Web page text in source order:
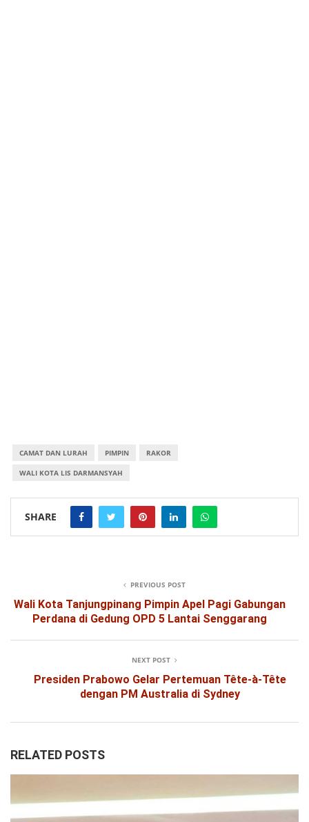
CAMAT DAN LURAH PIMPIN RAKOR
WALI KOTA LIS DARMANSYAH
SHARE
PREVIOUS POST
Wali Kota Tanjungpinang Pimpin Apel Pagi Gabungan
Perdana di Gedung OPD 5 Lantai Senggarang
NEXT POST
Presiden Prabowo Gelar Pertemuan Tête-à-Tête
dengan PM Australia di Sydney
RELATED POSTS